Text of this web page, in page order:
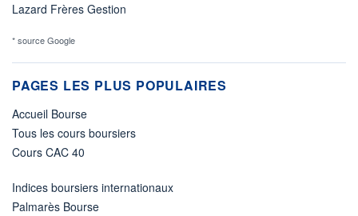
Lazard Frères Gestion
* source Google
PAGES LES PLUS POPULAIRES
Accueil Bourse
Tous les cours boursiers
Cours CAC 40
Indices boursiers internationaux
Palmarès Bourse